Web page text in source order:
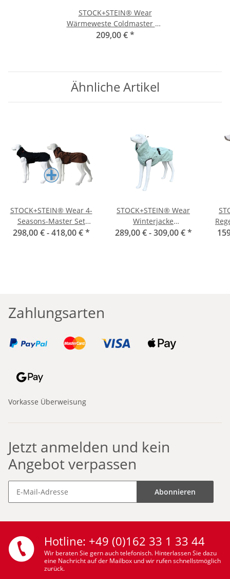
STOCK+STEIN® Wear
Wärmeweste Coldmaster CS
XL
209,00 €*
Ähnliche Artikel
STOCK+STEIN® Wear 4-
Seasons-Master Set
Chocolate dunkelbraun
298,00 € -418,00 €*
STOCK+STEIN® Wear
Winterjacke
Wintermaster Frosty
289,00 € -309,00 €*
Zahlungsarten
Vorkasse Überweisung
Jetzt anmelden und kein
Angebot verpassen
Abonnieren
Hotline: +49 (0)162 33 1 33 44
Wir beraten Sie gern auch telefonisch. Hinterlassen Sie dazu
eine Nachricht auf der Mailbox und wir rufen schnellstmöglich
zurück.